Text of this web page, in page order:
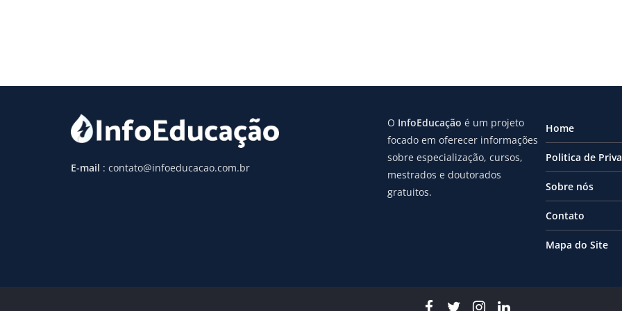
E-mail : contato@infoeducacao.com.br
O InfoEducação é um projeto
focado em oferecer informações
sobre especialização, cursos,
mestrados e doutorados
gratuitos.
Home
Politica de
Sobre nós
Contato
Mapa do Site